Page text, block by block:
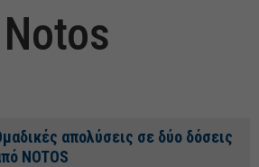
Notos
απολύσεις σε δύο δόσεις
NOTOS